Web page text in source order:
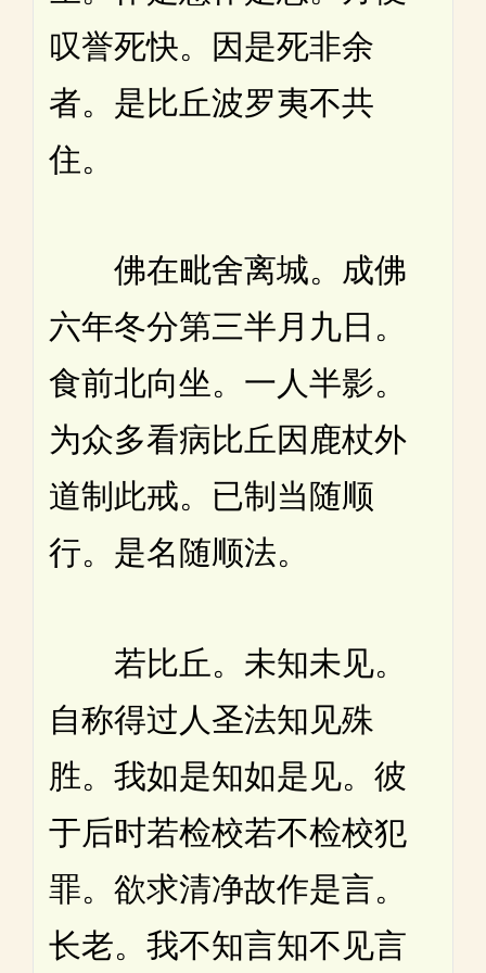
叹誉死快。因是死非余
者。是比丘波罗夷不共
住。
佛在毗舍离城。成佛
六年冬分第三半月九日。
食前北向坐。一人半影。
为众多看病比丘因鹿杖外
道制此戒。已制当随顺
行。是名随顺法。
若比丘。未知未见。
自称得过人圣法知见殊
胜。我如是知如是见。彼
于后时若检校若不检校犯
罪。欲求清净故作是言。
长老。我不知言知不见言